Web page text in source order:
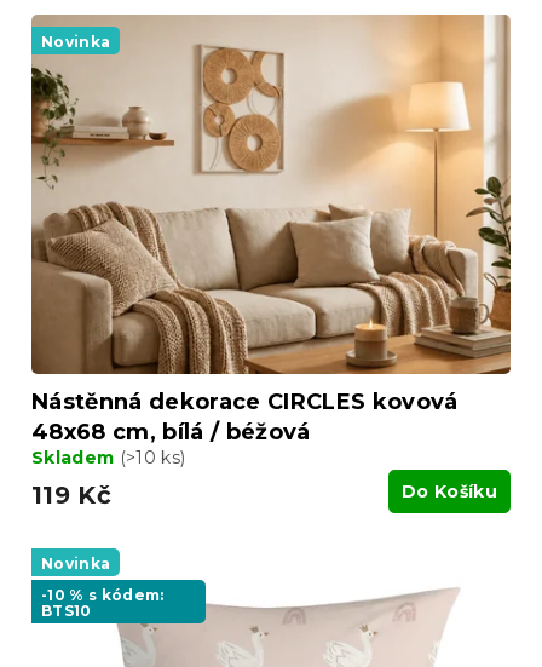
p
o
d
u
k
V
p
p
d
u
Novinka
Nástěnná dekorace CIRCLES kovová
48x68 cm, bílá / béžová
Skladem (>10 ks)
119 Kč Do Košíku
Novinka
-10 % s kódem:
BTS10